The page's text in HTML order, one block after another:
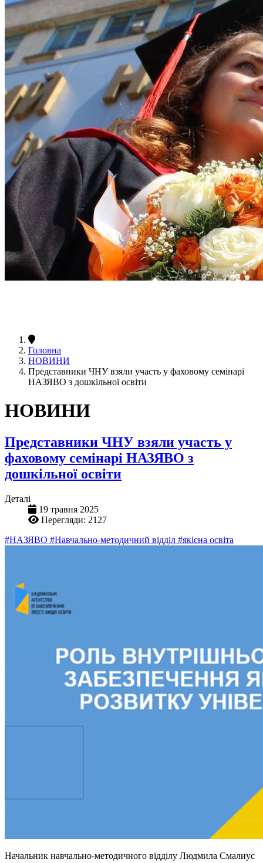
Головна
НОВИНИ
Представники ЧНУ взяли участь у фаховому семінарі
НАЗЯВО з дошкільної освіти
НОВИНИ
Представники ЧНУ взяли участь у
фаховому семінарі НАЗЯВО з
дошкільної освіти
Деталі
19 травня 2025
Перегляди: 2127
#НАЗЯВО #Навчально-методичний відділ #якісна освіта
Начальник навчально-методичного відділу Людмила Смалиус